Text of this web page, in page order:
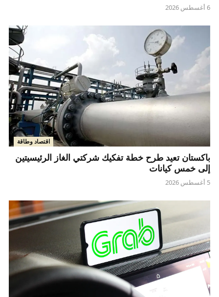
6 أغسطس 2026
اقتصاد وطاقة
باكستان تعيد طرح خطة تفكيك شركتي الغاز الرئيسيتين
إلى خمس كيانات
5 أغسطس 2026